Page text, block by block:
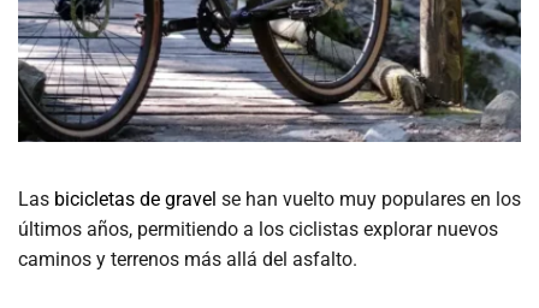
Las bicicletas de gravel se han vuelto muy populares en los
últimos años, permitiendo a los ciclistas explorar nuevos
caminos y terrenos más allá del asfalto.